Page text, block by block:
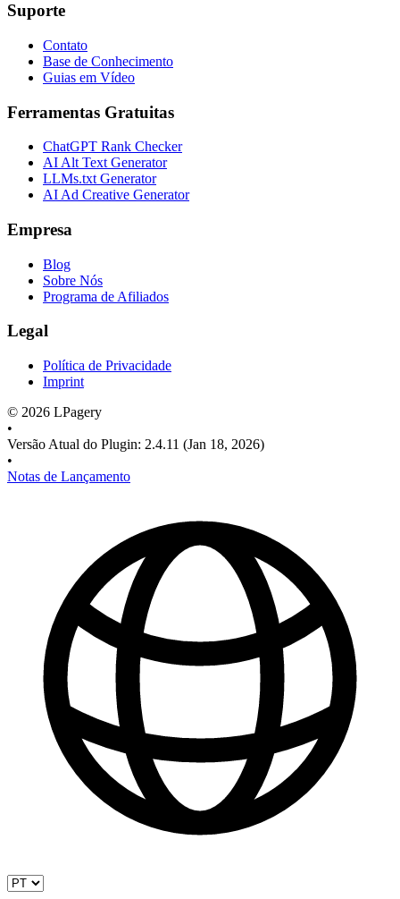
Suporte
Contato
Base de Conhecimento
Guias em Vídeo
Ferramentas Gratuitas
ChatGPT Rank Checker
AI Alt Text Generator
LLMs.txt Generator
AI Ad Creative Generator
Empresa
Blog
Sobre Nós
Programa de Afiliados
Legal
Política de Privacidade
Imprint
© 2026 LPagery
•
Versão Atual do Plugin: 2.4.11 (Jan 18, 2026)
•
Notas de Lançamento